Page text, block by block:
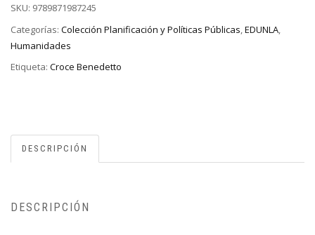
SKU: 9789871987245
Categorías: Colección Planificación y Políticas Públicas EDUNLA
Humanidades
Etiqueta: Croce Benedetto
DESCRIPCIÓN
DESCRIPCIÓN